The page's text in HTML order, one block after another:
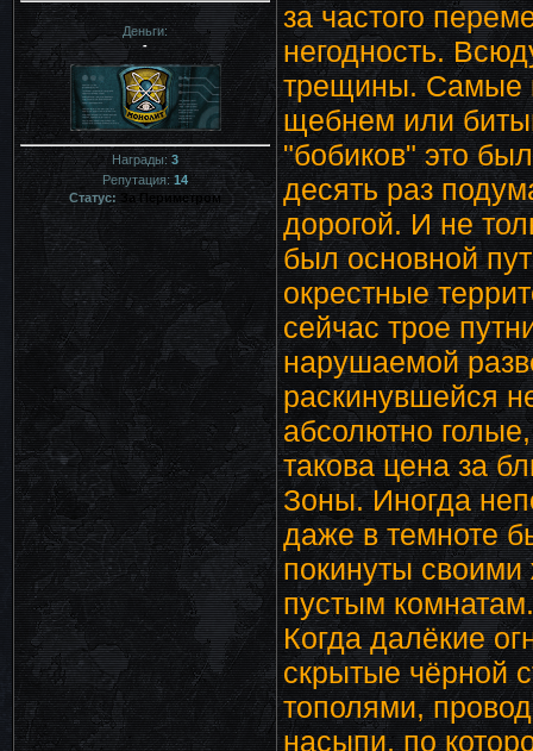
Деньги:
-
Награды:3
Репутация:14
Статус: За Периметром
за частого
негодность.
трещины. Самые
щебнем или
"бобиков" это
десять раз
дорогой. И не
был основной
окрестные
сейчас трое
нарушаемой
раскинувшейся
абсолютно
такова цена за
Зоны. Иногда
даже в темноте
покинуты своими
пустым комнатам.
Когда далёкие
скрытые чёрной
тополями,
насыпи, по